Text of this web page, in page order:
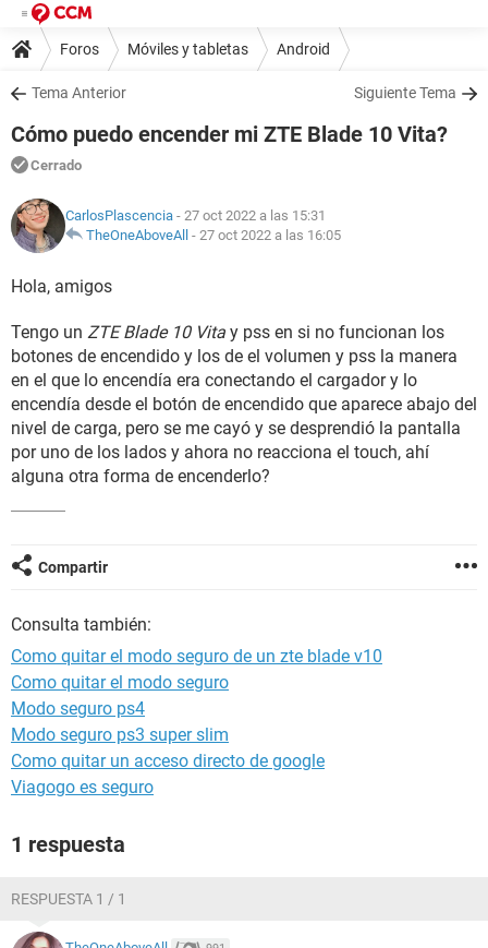
Foros Móviles y tabletas Android
Tema Anterior Siguiente Tema
Cómo puedo encender mi ZTE Blade 10 Vita?
Cerrado
CarlosPlascencia - 27 oct 2022 a las 15:31
TheOneAboveAll - 27 oct 2022 a las 16:05
Hola, amigos
Tengo un ZTE Blade 10 Vita y pss en si no funcionan los
botones de encendido y los de el volumen y pss la manera
en el que lo encendía era conectando el cargador y lo
encendía desde el botón de encendido que aparece abajo del
nivel de carga, pero se me cayó y se desprendió la pantalla
por uno de los lados y ahora no reacciona el touch, ahí
alguna otra forma de encenderlo?
Compartir
Consulta también:
Como quitar el modo seguro de un zte blade v10
Como quitar el modo seguro
Modo seguro ps4
Modo seguro ps3 super slim
Como quitar un acceso directo de google
Viagogo es seguro
1 respuesta
RESPUESTA 1 / 1